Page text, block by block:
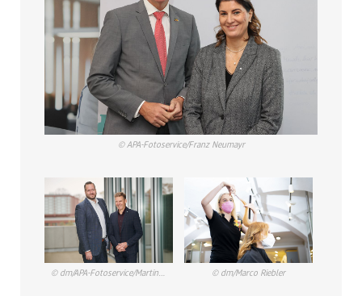
© APA-Fotoservice/Franz Neumayr
© dm/APA-Fotoservice/Martin Hörmandinger © dm/Marco Riebler